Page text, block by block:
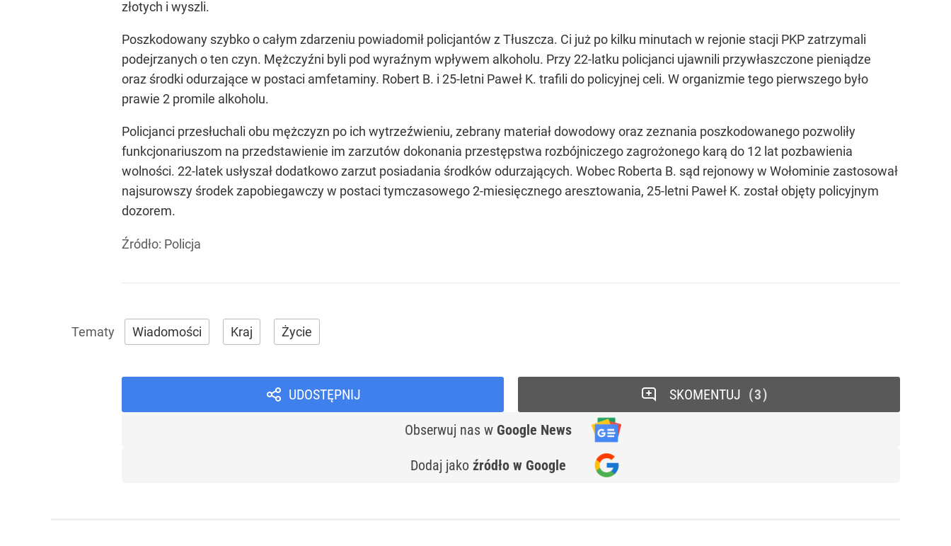
złotych i wyszli.
Poszkodowany szybko o całym zdarzeniu powiadomił policjantów z Tłuszcza. Ci już po kilku minutach w rejonie stacji PKP zatrzymali
podejrzanych o ten czyn. Mężczyźni byli pod wyraźnym wpływem alkoholu. Przy 22-latku policjanci ujawnili przywłaszczone pieniądze
oraz środki odurzające w postaci amfetaminy. Robert B. i 25-letni Paweł K. trafili do policyjnej celi. W organizmie tego pierwszego było
prawie 2 promile alkoholu.
Policjanci przesłuchali obu mężczyzn po ich wytrzeźwieniu, zebrany materiał dowodowy oraz zeznania poszkodowanego pozwoliły
funkcjonariuszom na przedstawienie im zarzutów dokonania przestępstwa rozbójniczego zagrożonego karą do 12 lat pozbawienia
wolności. 22-latek usłyszał dodatkowo zarzut posiadania środków odurzających. Wobec Roberta B. sąd rejonowy w Wołominie zastosował
najsurowszy środek zapobiegawczy w postaci tymczasowego 2-miesięcznego aresztowania, 25-letni Paweł K. został objęty policyjnym
dozorem.
Źródło: Policja
Wiadomości Kraj Życie
UDOSTĘPNIJ
Obserwuj nas w Google News
Dodaj jako źródło w Google
SKOMENTUJ 3